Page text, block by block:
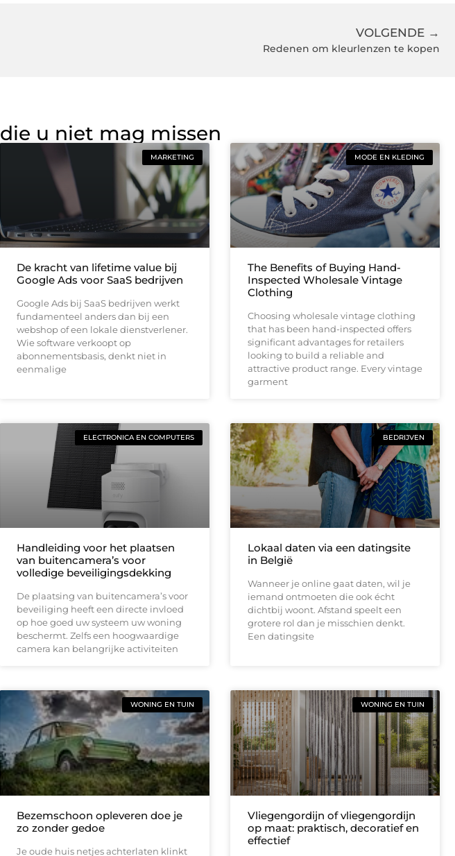
VOLGENDE →
Redenen om kleurlenzen te kopen
die u niet mag missen
MARKETING
De kracht van lifetime value bij
Google Ads voor SaaS bedrijven
Google Ads bij SaaS bedrijven werkt
fundamenteel anders dan bij een
webshop of een lokale dienstverlener.
Wie software verkoopt op
abonnementsbasis, denkt niet in
eenmalige
MODE EN KLEDING
The Benefits of Buying Hand-
Inspected Wholesale Vintage
Clothing
Choosing wholesale vintage clothing
that has been hand-inspected offers
significant advantages for retailers
looking to build a reliable and
attractive product range. Every vintage
garment
ELECTRONICA EN COMPUTERS
Handleiding voor het plaatsen
van buitencamera’s voor
volledige beveiligingsdekking
De plaatsing van buitencamera’s voor
beveiliging heeft een directe invloed
op hoe goed uw systeem uw woning
beschermt. Zelfs een hoogwaardige
camera kan belangrijke activiteiten
BEDRIJVEN
Lokaal daten via een datingsite
in België
Wanneer je online gaat daten, wil je
iemand ontmoeten die ook écht
dichtbij woont. Afstand speelt een
grotere rol dan je misschien denkt.
Een datingsite
WONING EN TUIN
Bezemschoon opleveren doe je
zo zonder gedoe
Je oude huis netjes achterlaten klinkt
WONING EN TUIN
Vliegengordijn of vliegengordijn
op maat: praktisch, decoratief en
effectief